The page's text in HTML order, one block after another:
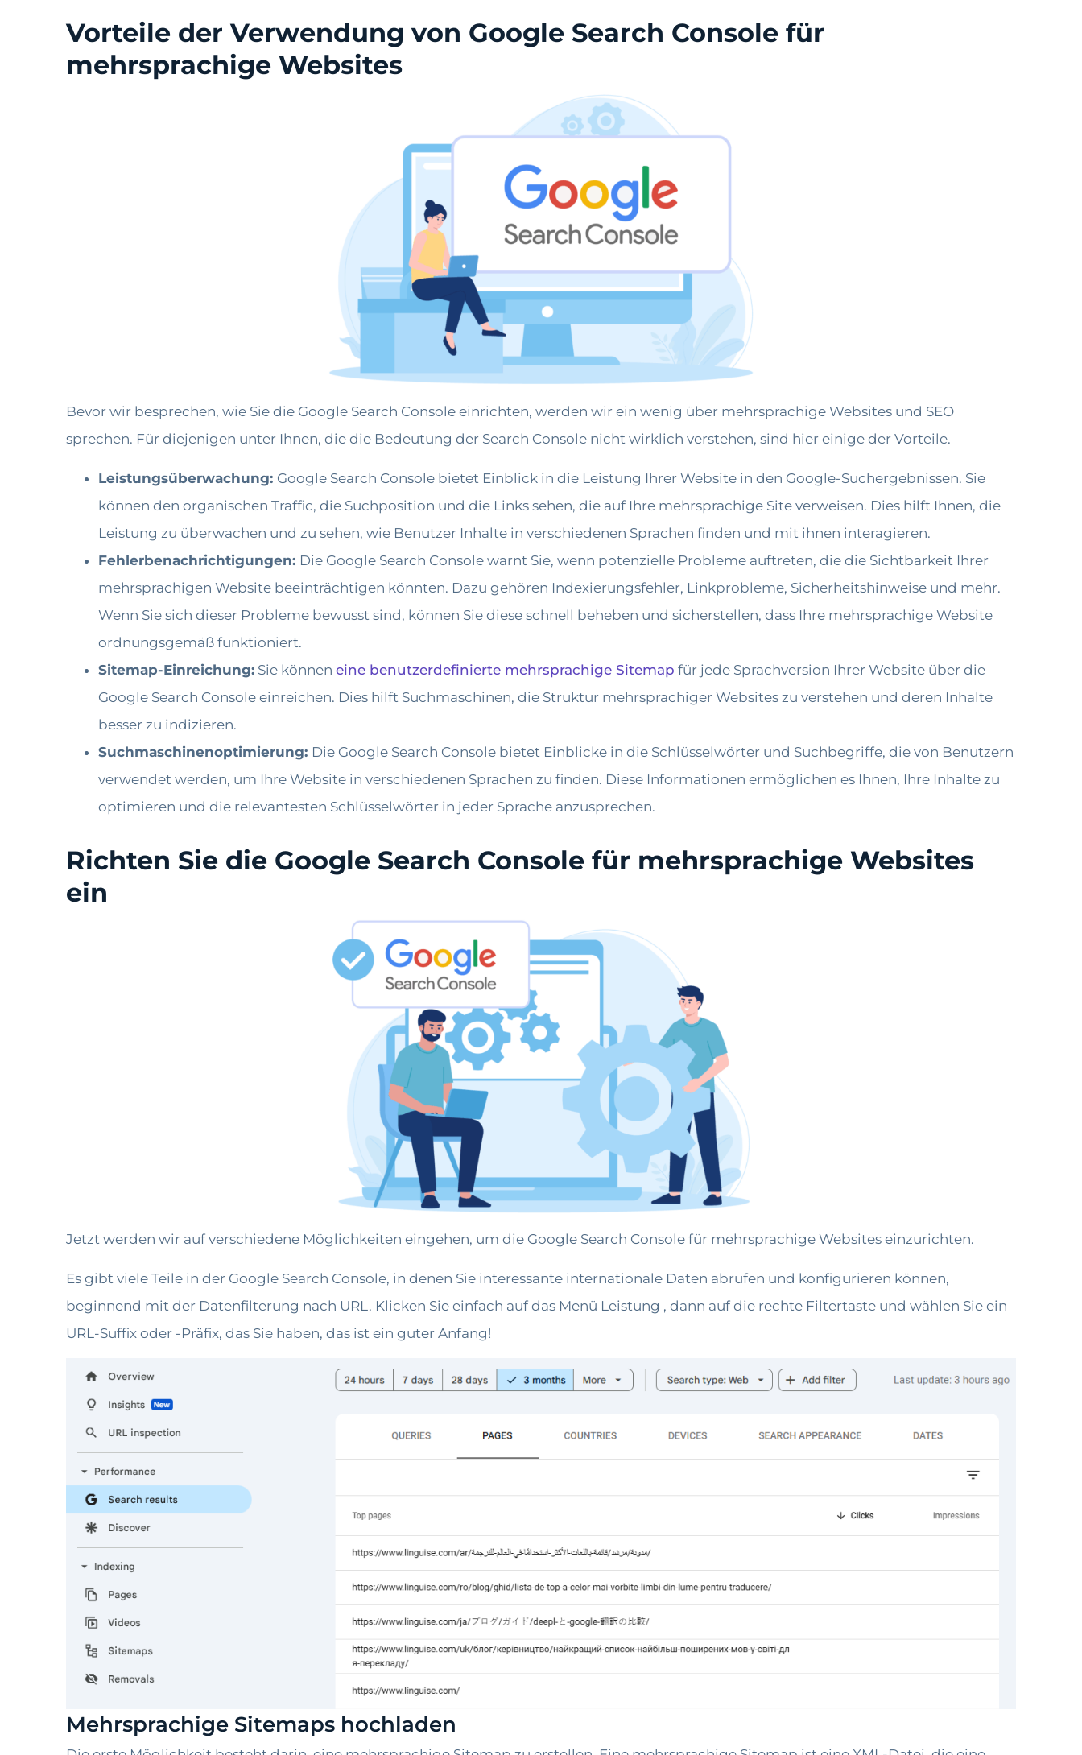
Vorteile der Verwendung von Google Search Console für
mehrsprachige Websites
Bevor wir besprechen, wie Sie die Google Search Console einrichten, werden wir ein wenig über mehrsprachige Websites und SEO
sprechen. Für diejenigen unter Ihnen, die die Bedeutung der Search Console nicht wirklich verstehen, sind hier einige der Vorteile.
Leistungsüberwachung: Google Search Console bietet Einblick in die Leistung Ihrer Website in den Google-Suchergebnissen. Sie
können den organischen Traffic, die Suchposition und die Links sehen, die auf Ihre mehrsprachige Site verweisen. Dies hilft Ihnen, die
Leistung zu überwachen und zu sehen, wie Benutzer Inhalte in verschiedenen Sprachen finden und mit ihnen interagieren.
Fehlerbenachrichtigungen: Die Google Search Console warnt Sie, wenn potenzielle Probleme auftreten, die die Sichtbarkeit Ihrer
mehrsprachigen Website beeinträchtigen könnten. Dazu gehören Indexierungsfehler, Linkprobleme, Sicherheitshinweise und mehr.
Wenn Sie sich dieser Probleme bewusst sind, können Sie diese schnell beheben und sicherstellen, dass Ihre mehrsprachige Website
ordnungsgemäß funktioniert.
Sitemap-Einreichung: Sie können eine benutzerdefinierte mehrsprachige Sitemap für jede Sprachversion Ihrer Website über die
Google Search Console einreichen. Dies hilft Suchmaschinen, die Struktur mehrsprachiger Websites zu verstehen und deren Inhalte
besser zu indizieren.
Suchmaschinenoptimierung: Die Google Search Console bietet Einblicke in die Schlüsselwörter und Suchbegriffe, die von Benutzern
verwendet werden, um Ihre Website in verschiedenen Sprachen zu finden. Diese Informationen ermöglichen es Ihnen, Ihre Inhalte zu
optimieren und die relevantesten Schlüsselwörter in jeder Sprache anzusprechen.
Richten Sie die Google Search Console für mehrsprachige Websites
ein
Jetzt werden wir auf verschiedene Möglichkeiten eingehen, um die Google Search Console für mehrsprachige Websites einzurichten.
Es gibt viele Teile in der Google Search Console, in denen Sie interessante internationale Daten abrufen und konfigurieren können,
beginnend mit der Datenfilterung nach URL. Klicken Sie einfach auf das Menü Leistung , dann auf die rechte Filtertaste und wählen Sie ein
URL-Suffix oder -Präfix, das Sie haben, das ist ein guter Anfang!
Mehrsprachige Sitemaps hochladen